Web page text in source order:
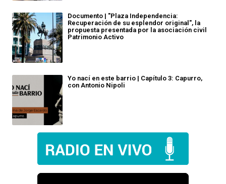
Documento | "Plaza Independencia:
Recuperación de su esplendor original", la
propuesta presentada por la asociación civil
Patrimonio Activo
Yo nací en este barrio | Capítulo 3: Capurro,
con Antonio Nipoli